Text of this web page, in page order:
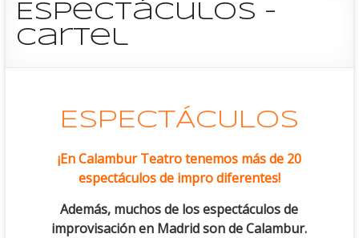
Espectáculos –
Cartel
ESPECTÁCULOS
¡En Calambur Teatro tenemos más de 20
espectáculos de impro diferentes!
Además, muchos de los espectáculos de
improvisación en Madrid son de Calambur.